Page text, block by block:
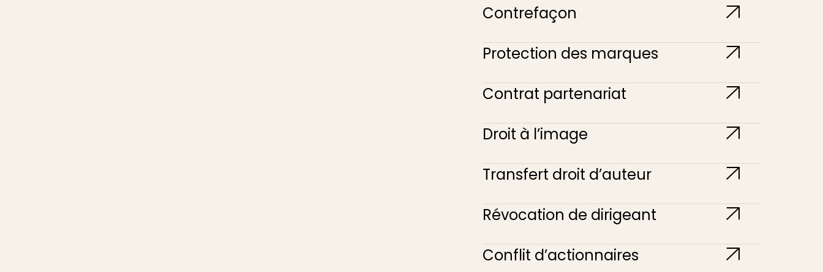
Contrefaçon
Protection des marques
Contrat partenariat
Droit à l’image
Transfert droit d’auteur
Révocation de dirigeant
Conflit d’actionnaires